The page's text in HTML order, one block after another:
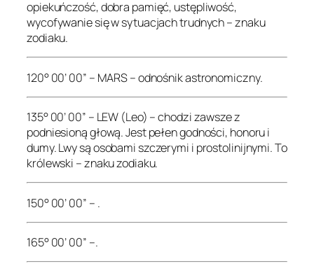
opiekuńczość, dobra pamięć, ustępliwość,
wycofywanie się w sytuacjach trudnych – znaku
zodiaku.
120° 00’ 00” – MARS – odnośnik astronomiczny.
135° 00’ 00” – LEW (Leo) – chodzi zawsze z
podniesioną głową. Jest pełen godności, honoru i
dumy. Lwy są osobami szczerymi i prostolinijnymi. To
królewski – znaku zodiaku.
150° 00’ 00” – .
165° 00’ 00” –.